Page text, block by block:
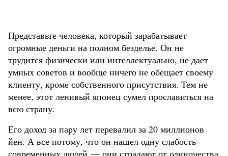
Представьте человека, который зарабатывает
огромные деньги на полном безделье. Он не
трудится физически или интеллектуально, не дает
умных советов и вообще ничего не обещает своему
клиенту, кроме собственного присутствия. Тем не
менее, этот ленивый японец сумел прославиться на
всю страну.
Его доход за пару лет перевалил за 20 миллионов
йен. А все потому, что он нашел одну слабость
современных людей — они страдают от одиночества